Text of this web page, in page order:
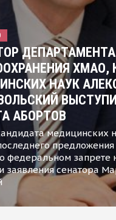
ДЕПАРТАМЕНТА
ХМАО,
НАУК
АБОРТОВ
медицинских
федеральном запрете
заявления сенатора